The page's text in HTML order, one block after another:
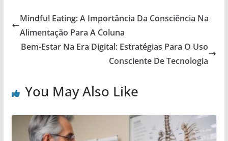
Mindful Eating: A Importância Da Consciência Na
Alimentação Para A Coluna
Bem-Estar Na Era Digital: Estratégias Para O Uso
Consciente De Tecnologia
You May Also Like